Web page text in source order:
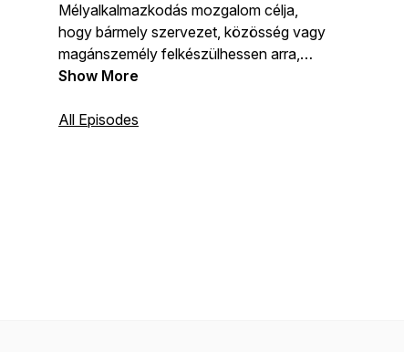
Mélyalkalmazkodás mozgalom célja,
hogy bármely szervezet, közösség vagy
magánszemély felkészülhessen arra,
hogy számtalan tényező együttes
életkörülményeink lényegesen
Show More
All Episodes